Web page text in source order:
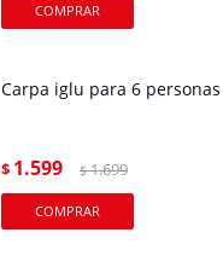
Carpa iglu para 6 personas
$ 1.599 $ 1.699